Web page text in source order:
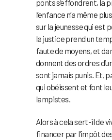
ponts s’effondrent, la
l’enfance n’a même
sur la jeunesse qui est
la justice prend un
faute de moyens, et
donnent des ordres
sont jamais punis. Et,
qui obéissent et font
lampistes.
Alors à cela sert-il de
financer par l’impôt